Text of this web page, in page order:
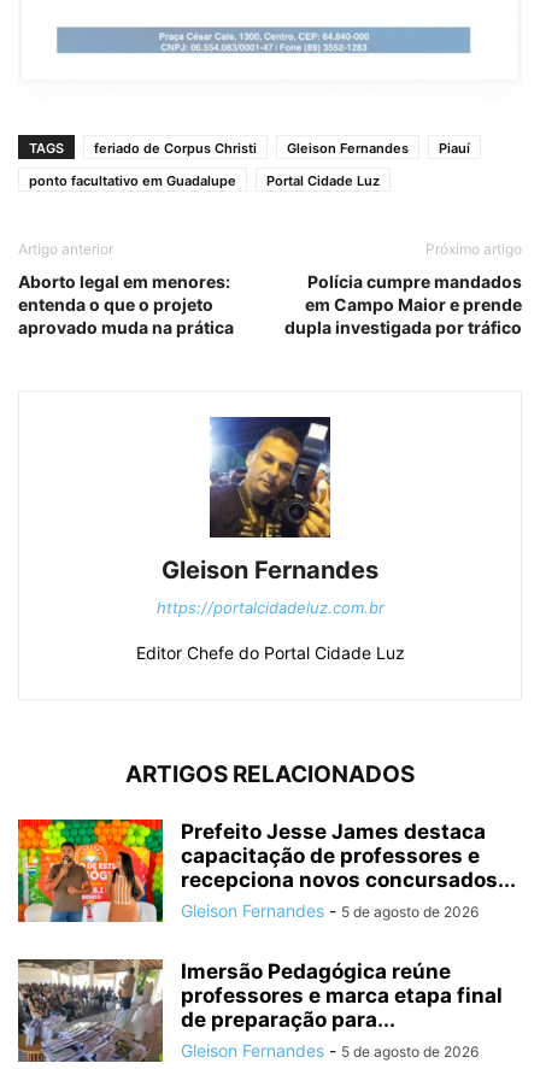
TAGS feriado de Corpus Christi Gleison Fernandes
Piauí
ponto facultativo em Guadalupe
Portal Cidade Luz
Artigo anterior
Aborto legal em menores:
entenda o que o projeto
aprovado muda na prática
Próximo artigo
Polícia cumpre mandados
em Campo Maior e prende
dupla investigada por tráfico
Gleison Fernandes
https://portalcidadeluz.com.br
Editor Chefe do Portal Cidade Luz
ARTIGOS RELACIONADOS
Prefeito Jesse James destaca
capacitação de professores e
recepciona novos concursados...
Gleison Fernandes - 5 de agosto de 2026
Imersão Pedagógica reúne
professores e marca etapa final
de preparação para...
Gleison Fernandes - 5 de agosto de 2026